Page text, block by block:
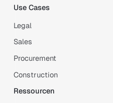
Use Cases
Legal
Sales
Procurement
Construction
Ressourcen